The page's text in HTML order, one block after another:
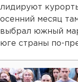
лидируют
осенний месяц
выбрал южный
юге страны по-